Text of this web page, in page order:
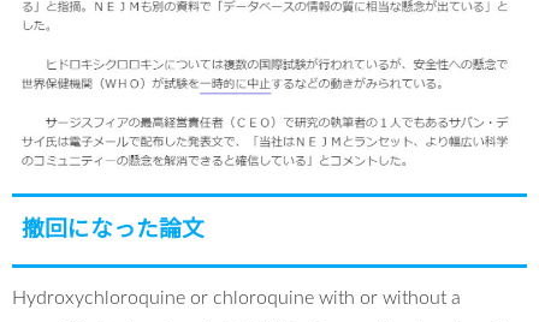
撤回になった論文
Hydroxychloroquine or chloroquine with or without a